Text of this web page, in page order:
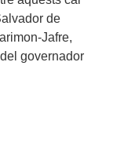
de
Jafre,
governador